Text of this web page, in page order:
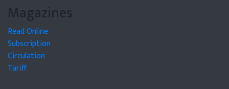
Magazines
Read Online
Subscription
Circulation
Tariff